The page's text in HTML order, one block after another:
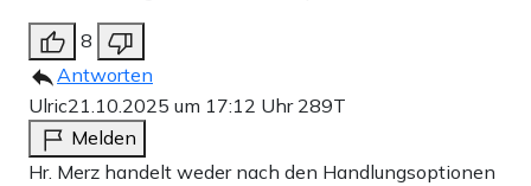
8
Antworten
Ulric21.10.2025 um 17:12 Uhr 289T
Melden
Hr. Merz handelt weder nach den Handlungsoptionen